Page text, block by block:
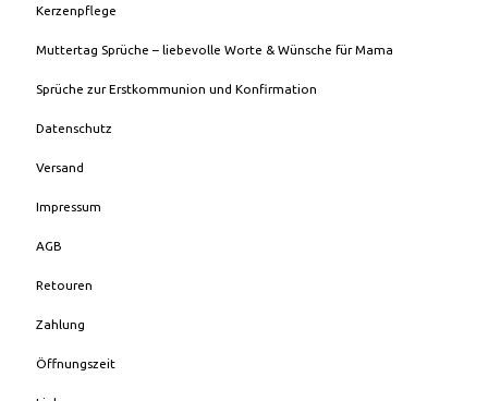
Kerzenpflege
Muttertag Sprüche – liebevolle Worte & Wünsche für Mama
Sprüche zur Erstkommunion und Konfirmation
Datenschutz
Versand
Impressum
AGB
Retouren
Zahlung
Öffnungszeit